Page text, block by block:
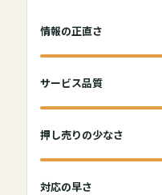
情報の正直さ
サービス品質
押し売りの少なさ
対応の早さ